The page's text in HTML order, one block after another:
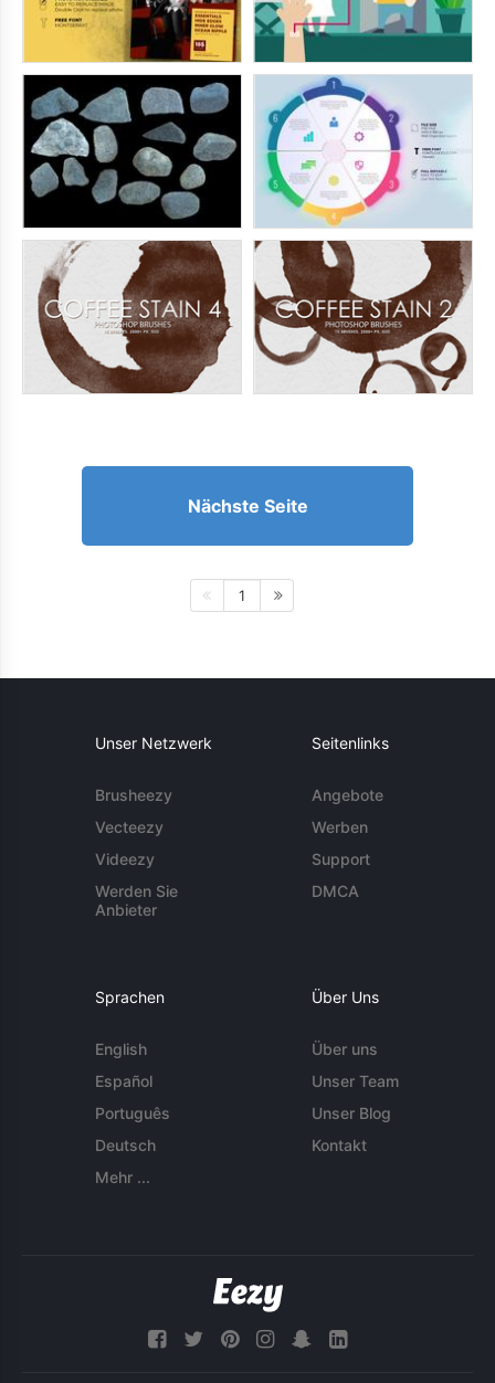
Nächste Seite
1
Unser Netzwerk
Brusheezy
Vecteezy
Videezy
Werden Sie
Anbieter
Seitenlinks
Angebote
Werben
Support
DMCA
Sprachen
English
Español
Português
Deutsch
Mehr ...
Über Uns
Über uns
Unser Team
Unser Blog
Kontakt